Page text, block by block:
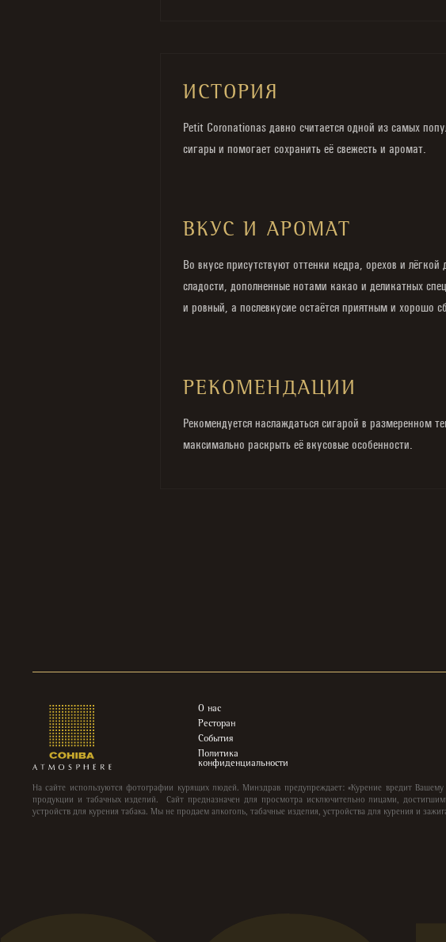
ИСТОРИЯ
Petit Coronationas давно считается одной из самых
сигары и помогает сохранить её свежесть и аромат.
ВКУС И АРОМАТ
Во вкусе присутствуют оттенки кедра, орехов и лёгкой
сладости, дополненные нотами какао и деликатных
и ровный, а послевкусие остаётся приятным и хорошо
РЕКОМЕНДАЦИИ
Рекомендуется наслаждаться сигарой в размеренном
максимально раскрыть её вкусовые особенности.
О нас
Ресторан
События
Политика
конфиденциальности
На сайте используются фотографии курящих людей. Минздрав предупреждает: «Курение вредит
продукции и табачных изделий. Сайт предназначен для просмотра исключительно лицами,
устройств для курения табака. Мы не продаем алкоголь, табачные изделия, устройства для курения и